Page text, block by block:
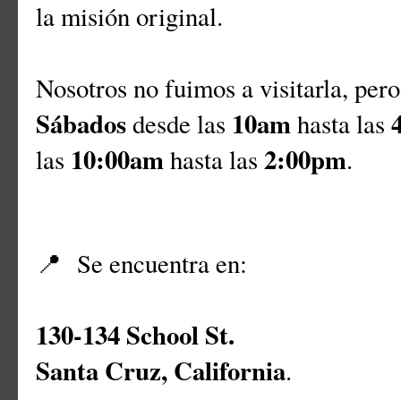
la misión original.
Nosotros no fuimos a visitarla,
Sábadosdesde las 10amhasta las
las 10:00amhasta las 2:00pm.
📍 Se encuentra en:
130-134 School St.
Santa Cruz, California.